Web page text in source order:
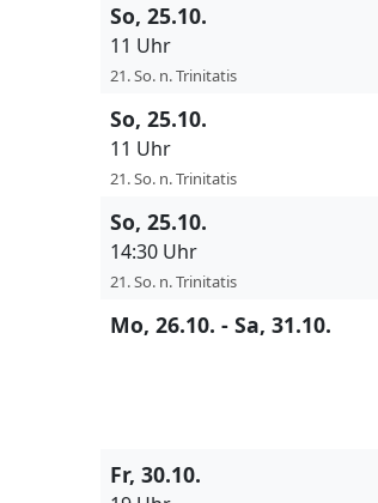
So, 25.10.
11 Uhr
21. So. n. Trinitatis
So, 25.10.
11 Uhr
21. So. n. Trinitatis
So, 25.10.
14:30 Uhr
21. So. n. Trinitatis
Mo, 26.10. - Sa, 31.10.
Fr, 30.10.